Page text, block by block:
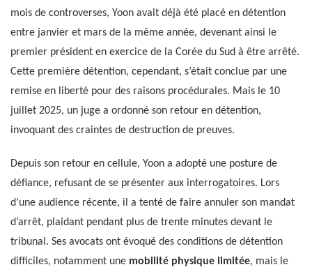
mois de controverses, Yoon avait déjà été placé en détention
entre janvier et mars de la même année, devenant ainsi le
premier président en exercice de la Corée du Sud à être arrêté.
Cette première détention, cependant, s’était conclue par une
remise en liberté pour des raisons procédurales. Mais le 10
juillet 2025, un juge a ordonné son retour en détention,
invoquant des craintes de destruction de preuves.
Depuis son retour en cellule, Yoon a adopté une posture de
défiance, refusant de se présenter aux interrogatoires. Lors
d’une audience récente, il a tenté de faire annuler son mandat
d’arrêt, plaidant pendant plus de trente minutes devant le
tribunal. Ses avocats ont évoqué des conditions de détention
difficiles, notamment une mobilité physique limitée, mais le